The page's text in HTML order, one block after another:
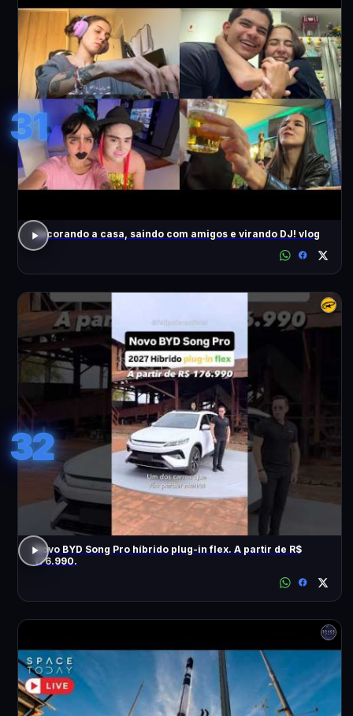
31
decorando a casa, saindo com amigos e virando DJ! vlog
32
Novo BYD Song Pro híbrido plug-in flex. A partir de R$
176.990.